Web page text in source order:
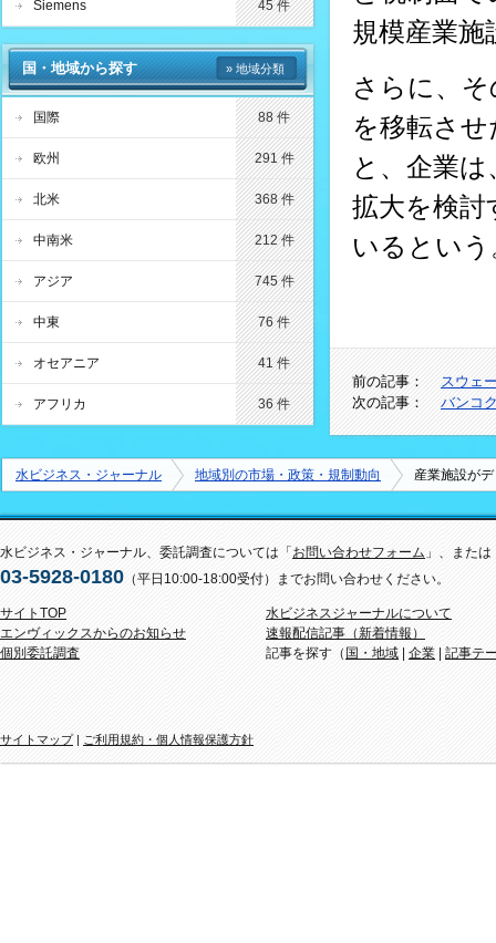
規模産業
さらに、
を移転さ
と、企業
拡大を検討
いるという
前の記事：
スウェ
次の記事：
バンコ
Siemens 45 件
国・地域から探す » 地域分類
国際 88 件
欧州 291 件
北米 368 件
中南米 212 件
アジア 745 件
中東 76 件
オセアニア 41 件
アフリカ 36 件
水ビジネス・ジャーナル 地域別の市場・政策・規制動向 産業施設が
水ビジネス・ジャーナル、委託調査については「 お問い合わせフォーム 」、または
03-5928-0180 （平日10:00-18:00受付）までお問い合わせください。
サイトTOP
エンヴィックスからのお知らせ
個別委託調査
水ビジネスジャーナルについて
速報配信記事（新着情報）
記事を探す（ 国・地域 企業 記事テ
サイトマップ| ご利用規約・個人情報保護方針